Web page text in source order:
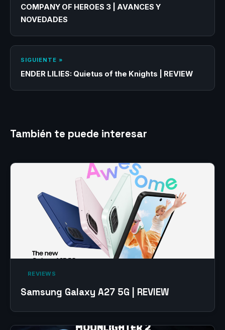
COMPANY OF HEROES 3 | AVANCES Y
NOVEDADES
SIGUIENTE »
ENDER LILIES: Quietus of the Knights | REVIEW
También te puede interesar
‎ REVIEWS‎
Samsung Galaxy A27 5G | REVIEW